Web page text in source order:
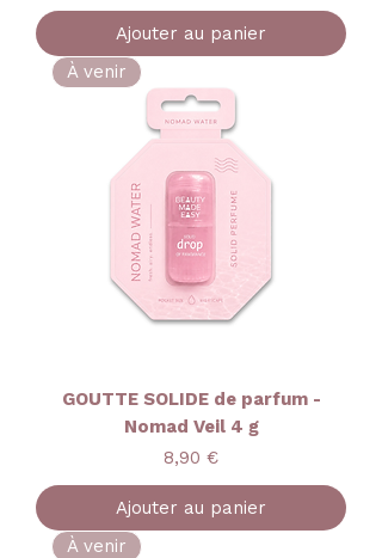
Ajouter au panier
À venir
GOUTTE SOLIDE de parfum -
Nomad Veil 4 g
Prix
8,90 €
Ajouter au panier
À venir